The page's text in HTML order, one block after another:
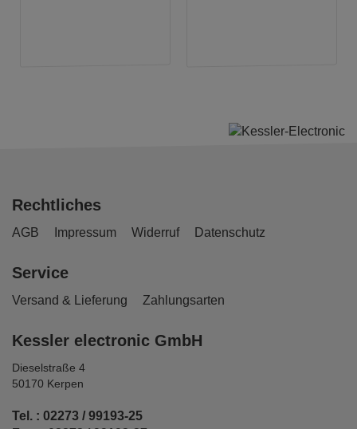
Rechtliches
AGB Impressum Widerruf Datenschutz
Service
Versand & Lieferung Zahlungsarten
Kessler electronic GmbH
Dieselstraße 4
50170 Kerpen
Tel. : 02273 / 99193-25